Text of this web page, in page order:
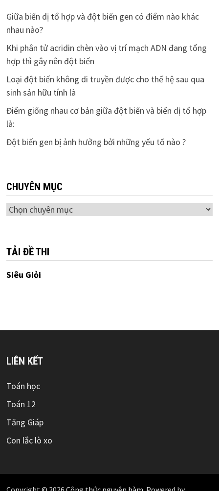
Giữa biến dị tổ hợp và đột biến gen có điểm nào khác
nhau nào?
Khi phân tử acridin chèn vào vị trí mạch ADN đang tổng
hợp thì gây nên đột biến
Loại đột biến không di truyền được cho thế hệ sau qua
sinh sản hữu tính là
Điểm giống nhau cơ bản giữa đột biến và biến dị tổ hợp
là:
Đột biến gen bị ảnh hưởng bởi những yếu tố nào ?
CHUYÊN MỤC
Chuyên
TẢI ĐỀ THI
Siêu Giỏi
LIÊN KẾT
Toán học
Toán 12
Tăng Giáp
Con lắc lò xo